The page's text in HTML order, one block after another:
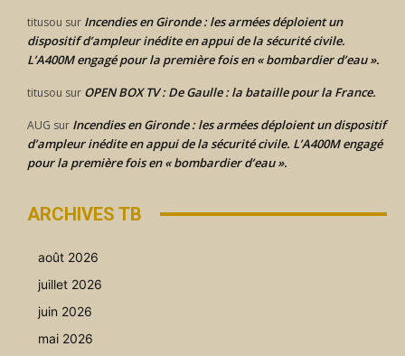
titusou sur Incendies en Gironde : les armées déploient un
dispositif d’ampleur inédite en appui de la sécurité civile.
L’A400M engagé pour la première fois en « bombardier d’eau ».
titusou sur OPEN BOX TV : De Gaulle : la bataille pour la France.
AUG sur Incendies en Gironde : les armées déploient un dispositif
d’ampleur inédite en appui de la sécurité civile. L’A400M engagé
pour la première fois en « bombardier d’eau ».
ARCHIVES TB
août 2026
juillet 2026
juin 2026
mai 2026